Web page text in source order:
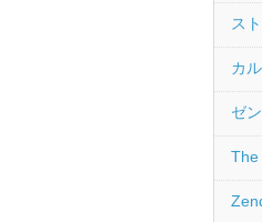
ス
カ
ゼ
The